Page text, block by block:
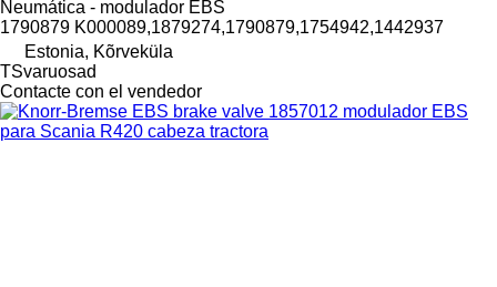
Neumática - modulador EBS
1790879 K000089,1879274,1790879,1754942,1442937
Estonia, Kõrveküla
TSvaruosad
Contacte con el vendedor